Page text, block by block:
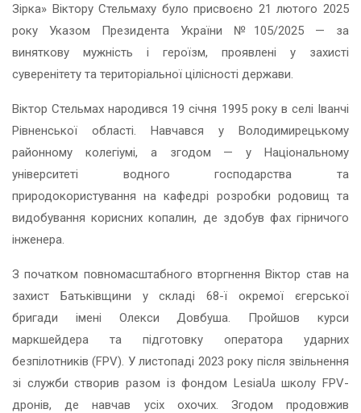
Зірка» Віктору Стельмаху було присвоєно 21 лютого 2025
року Указом Президента України №105/2025 — за
виняткову мужність і героїзм, проявлені у захисті
суверенітету та територіальної цілісності держави.
Віктор Стельмах народився 19 січня 1995 року в селі Іванчі
Рівненської області. Навчався у Володимирецькому
районному колегіумі, а згодом — у Національному
університеті водного господарства та
природокористування на кафедрі розробки родовищ та
видобування корисних копалин, де здобув фах гірничого
інженера.
З початком повномасштабного вторгнення Віктор став на
захист Батьківщини у складі 68-ї окремої єгерської
бригади імені Олекси Довбуша. Пройшов курси
маркшейдера та підготовку оператора ударних
безпілотників (FPV). У листопаді 2023 року після звільнення
зі служби створив разом із фондом LesiaUa школу FPV-
дронів, де навчав усіх охочих. Згодом продовжив